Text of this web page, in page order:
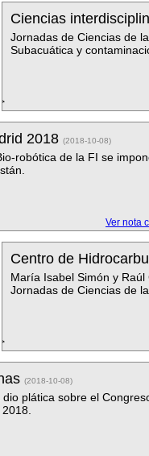
Ciencias
Jornadas de Ciencias de
Subacuática y
2018 (2018-10-08)
robótica de la FI se
Ver nota
Centro de
María Isabel Simón y
Jornadas de Ciencias de
(2018-10-08)
plática sobre el